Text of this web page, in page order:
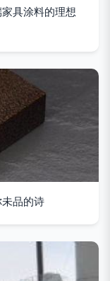
具涂料的理想
品的诗